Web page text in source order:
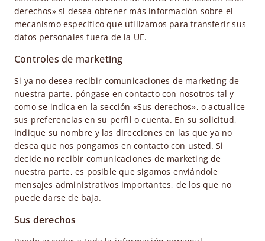
derechos» si desea obtener más información sobre el
mecanismo específico que utilizamos para transferir sus
datos personales fuera de la UE.
Controles de marketing
Si ya no desea recibir comunicaciones de marketing de
nuestra parte, póngase en contacto con nosotros tal y
como se indica en la sección «Sus derechos», o actualice
sus preferencias en su perfil o cuenta. En su solicitud,
indique su nombre y las direcciones en las que ya no
desea que nos pongamos en contacto con usted. Si
decide no recibir comunicaciones de marketing de
nuestra parte, es posible que sigamos enviándole
mensajes administrativos importantes, de los que no
puede darse de baja.
Sus derechos